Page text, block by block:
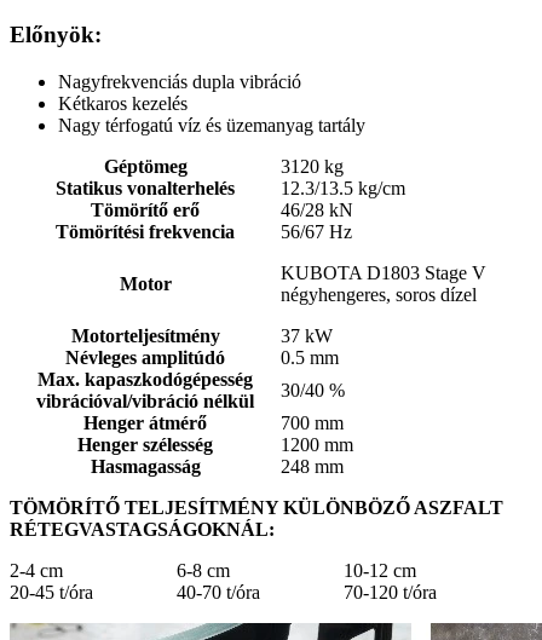
Előnyök:
Nagyfrekvenciás dupla vibráció
Kétkaros kezelés
Nagy térfogatú víz és üzemanyag tartály
Géptömeg
3120 kg
Statikus vonalterhelés
12.3/13.5 kg/cm
Tömörítő erő
46/28 kN
Tömörítési frekvencia
56/67 Hz
Motor
KUBOTA D1803 Stage V
négyhengeres, soros dízel
Motorteljesítmény
37 kW
Névleges amplitúdó
0.5 mm
Max. kapaszkodógépesség
vibrációval/vibráció nélkül
30/40 %
Henger átmérő
700 mm
Henger szélesség
1200 mm
Hasmagasság
248 mm
TÖMÖRÍTŐ TELJESÍTMÉNY KÜLÖNBÖZŐ ASZFALT
RÉTEGVASTAGSÁGOKNÁL:
2-4 cm
6-8 cm
10-12 cm
20-45 t/óra
40-70 t/óra 70-120 t/óra